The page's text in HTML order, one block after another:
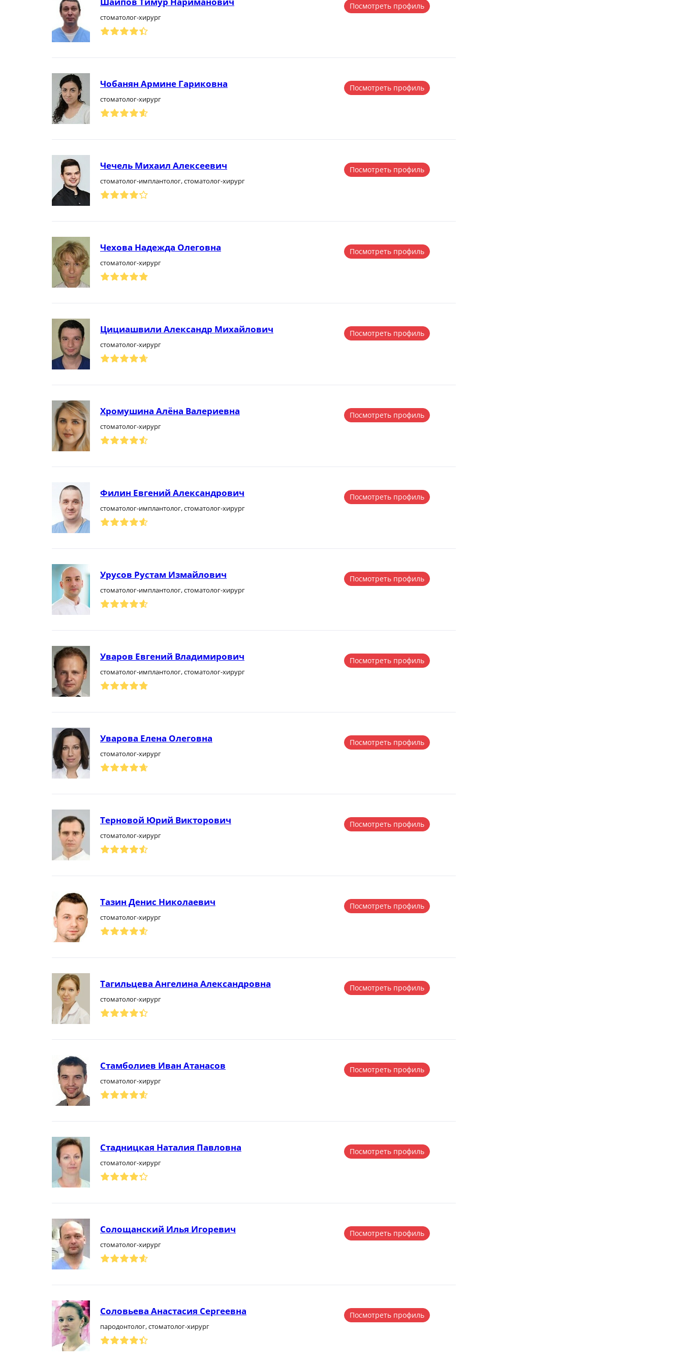
стоматолог-хирург
Посмотреть профиль
Чобанян Армине Гариковна
стоматолог-хирург
Посмотреть профиль
Чечель Михаил Алексеевич
стоматолог-имплантолог, стоматолог-хирург
Посмотреть профиль
Чехова Надежда Олеговна
стоматолог-хирург
Посмотреть профиль
Цициашвили Александр Михайлович
стоматолог-хирург
Посмотреть профиль
Хромушина Алёна Валериевна
стоматолог-хирург
Посмотреть профиль
Филин Евгений Александрович
стоматолог-имплантолог, стоматолог-хирург
Посмотреть профиль
Урусов Рустам Измайлович
стоматолог-имплантолог, стоматолог-хирург
Посмотреть профиль
Уваров Евгений Владимирович
стоматолог-имплантолог, стоматолог-хирург
Посмотреть профиль
Уварова Елена Олеговна
стоматолог-хирург
Посмотреть профиль
Терновой Юрий Викторович
стоматолог-хирург
Посмотреть профиль
Тазин Денис Николаевич
стоматолог-хирург
Посмотреть профиль
Тагильцева Ангелина Александровна
стоматолог-хирург
Посмотреть профиль
Стамболиев Иван Атанасов
стоматолог-хирург
Посмотреть профиль
Стадницкая Наталия Павловна
стоматолог-хирург
Посмотреть профиль
Солощанский Илья Игоревич
стоматолог-хирург
Посмотреть профиль
Соловьева Анастасия Сергеевна
пародонтолог, стоматолог-хирург
Посмотреть профиль